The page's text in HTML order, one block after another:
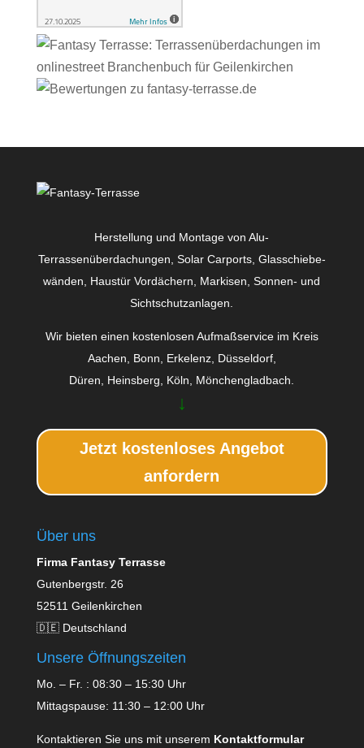
Herstellung und Montage von Alu-
Terrassenüberdachungen, Solar Carports, Glas­schiebe­
wänden, Haustür Vordächern, Markisen, Sonnen- und
Sichtschutzanlagen.
Wir bieten einen kostenlosen Aufmaßservice im Kreis
Aachen, Bonn, Erkelenz, Düsseldorf,
Düren, Heinsberg, Köln, Mönchengladbach.
↓
Jetzt kostenloses Angebot
anfordern
Über uns
Firma Fantasy Terrasse
Gutenbergstr. 26
52511 Geilenkirchen
🇩🇪 Deutschland
Unsere Öffnungszeiten
Mo. – Fr. : 08:30 – 15:30 Uhr
Mittagspause: 11:30 – 12:00 Uhr
Kontaktieren Sie uns mit unserem Kontaktformular